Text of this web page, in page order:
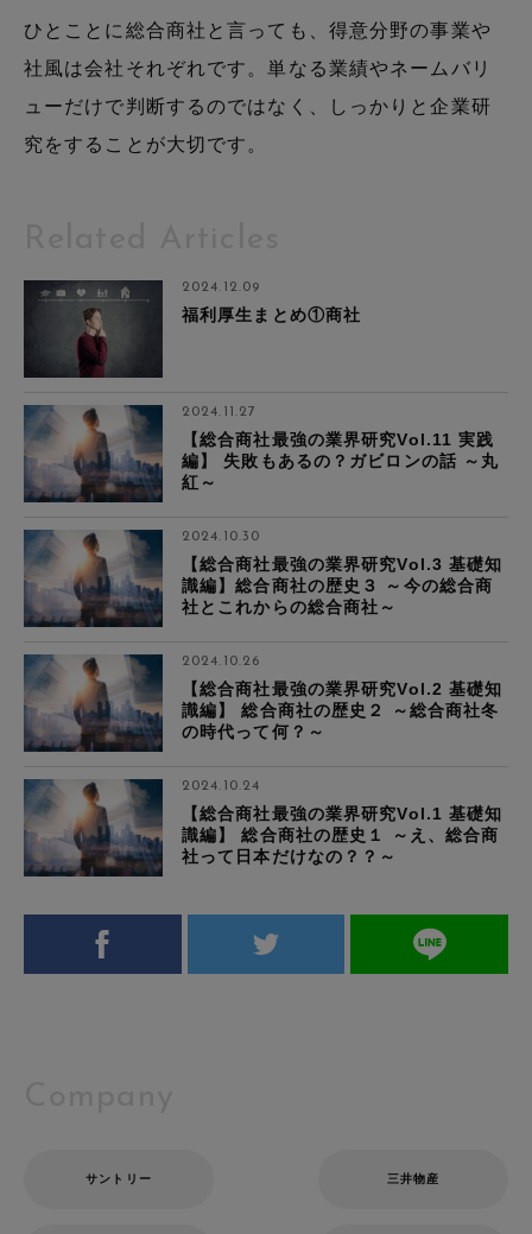
ひとことに総合商社と言っても、得意分野の事業や
社風は会社それぞれです。単なる業績やネームバリ
ューだけで判断するのではなく、しっかりと企業研
究をすることが大切です。
2024.12.09
福利厚生まとめ①商社
2024.11.27
【総合商社最強の業界研究Vol.11 実践
編】 失敗もあるの？ガビロンの話 ～丸
紅～
2024.10.30
【総合商社最強の業界研究Vol.3 基礎知
識編】総合商社の歴史３ ～今の総合商
社とこれからの総合商社～
2024.10.26
【総合商社最強の業界研究Vol.2 基礎知
識編】 総合商社の歴史２ ～総合商社冬
の時代って何？～
2024.10.24
【総合商社最強の業界研究Vol.1 基礎知
識編】 総合商社の歴史１ ～え、総合商
社って日本だけなの？？～
サントリー 三井物産